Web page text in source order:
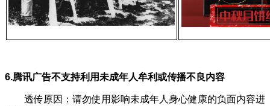
6.腾讯广告不支持利用未成年人牟利或传播不良内容
透传原因：请勿使用影响未成年人身心健康的负面内容进